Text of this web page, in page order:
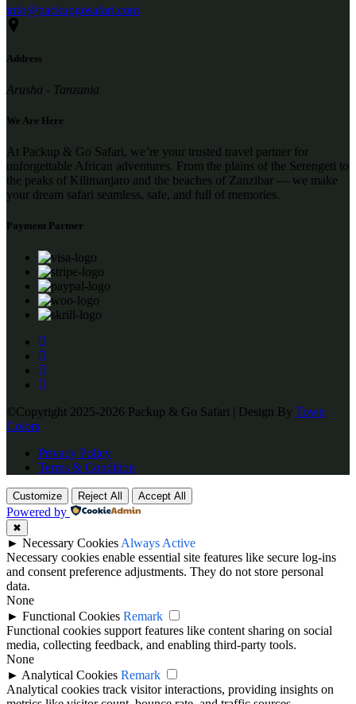
info@packupgosafari.com
Address
Arusha - Tanzania
We Are Here
At Packup & Go Safari, we’re your trusted travel partner for
unforgettable African adventures. From the plains of the Serengeti to
the peaks of Kilimanjaro and the beaches of Zanzibar — we make
your dream safari seamless, safe, and full of memories.
Payment Partner
©Copyright 2025-2026 Packup & Go Safari | Design By Town
Colors
Privacy Policy
Terms & Condition
Customize Reject All Accept All
Powered by
✖
► Necessary Cookies Always Active
Necessary cookies enable essential site features like secure log-ins
and consent preference adjustments. They do not store personal
data.
None
► Functional Cookies Remark
Functional cookies support features like content sharing on social
media, collecting feedback, and enabling third-party tools.
None
► Analytical Cookies Remark
Analytical cookies track visitor interactions, providing insights on